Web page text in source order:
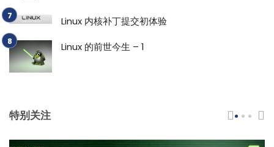
Linux 内核补丁提交初体验
Linux 的前世今生 – 1
特别关注